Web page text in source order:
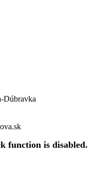
Dúbravka
function is disabled.